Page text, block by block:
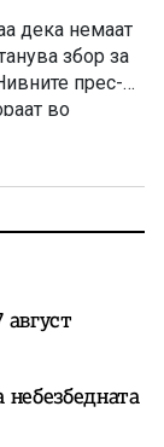
дека немаат
збор за
прес-
во
да кажам,
не знаат […]